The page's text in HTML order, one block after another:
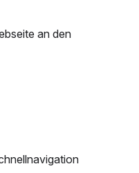
an den